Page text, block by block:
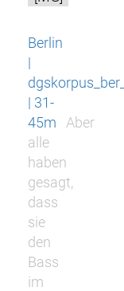
Berlin
|
| 31-
45m
Aber
alle
haben
gesagt,
dass
sie
den
Bass
im